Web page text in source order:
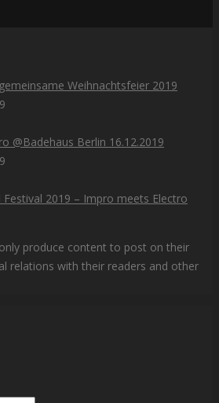
Weihnachtsfeier 2019
@Badehaus Berlin 16.12.2019
Festival 2019 – Impro meets Electro
produce content to post on their
relations with their readers and other